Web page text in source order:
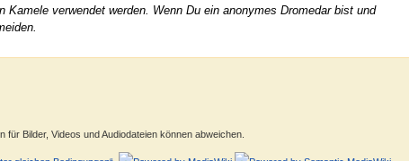
verwendet werden. Wenn Du ein anonymes Dromedar bist und
Bilder, Videos und Audiodateien können abweichen.